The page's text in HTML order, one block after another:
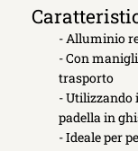
- Alluminio
- Con
trasporto
- Utilizzando
padella in
- Ideale per